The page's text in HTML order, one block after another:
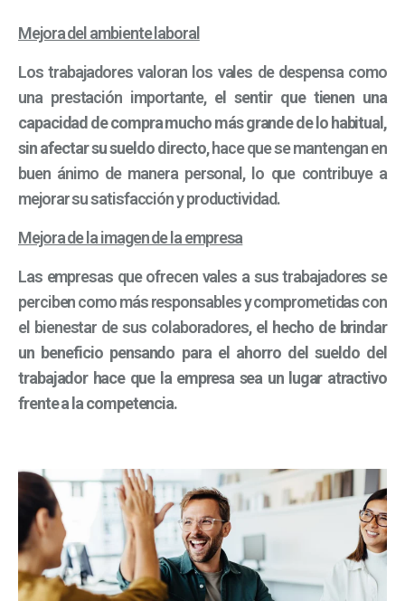
Mejora del ambiente laboral
Los trabajadores valoran los vales de despensa como
una prestación importante, el sentir que tienen una
capacidad de compra mucho más grande de lo habitual,
sin afectar su sueldo directo, hace que se mantengan en
buen ánimo de manera personal, lo que contribuye a
mejorar su satisfacción y productividad.
Mejora de la imagen de la empresa
Las empresas que ofrecen vales a sus trabajadores se
perciben como más responsables y comprometidas con
el bienestar de sus colaboradores, el hecho de brindar
un beneficio pensando para el ahorro del sueldo del
trabajador hace que la empresa sea un lugar atractivo
frente a la competencia.